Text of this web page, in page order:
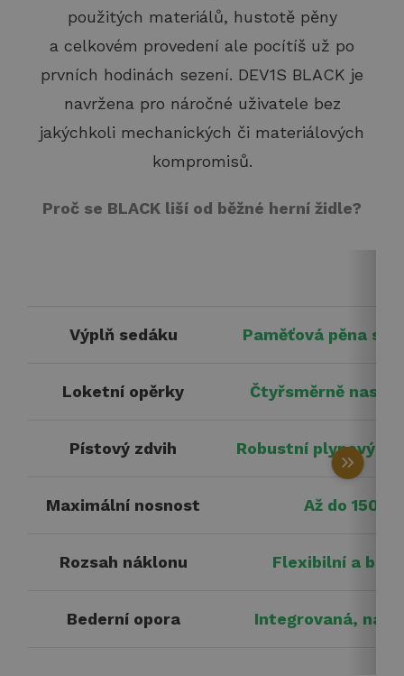
použitých materiálů, hustotě pěny
a celkovém provedení ale pocítíš už po
prvních hodinách sezení. DEV1S BLACK je
navržena pro náročné uživatele bez
jakýchkoli mechanických či materiálových
kompromisů.
Proč se BLACK liší od běžné herní židle?
Výplň sedáku Paměťová pěna s
Loketní opěrky Čtyřsměrně
Pístový zdvih Robustní plynový
Maximální nosnost Až do 150
Rozsah náklonu Flexibilní a
Bederní opora Integrovaná,
keyboard_double_arrow_right